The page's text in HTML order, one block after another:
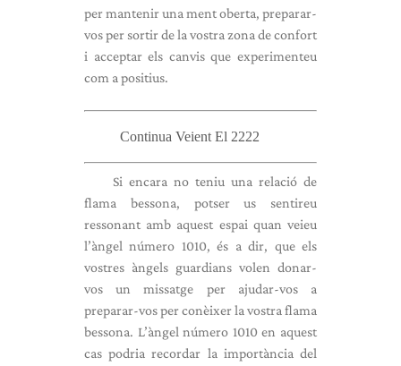
per mantenir una ment oberta, preparar-
vos per sortir de la vostra zona de confort
i acceptar els canvis que experimenteu
com a positius.
Continua Veient El 2222
Si encara no teniu una relació de
flama bessona, potser us sentireu
ressonant amb aquest espai quan veieu
l’àngel número 1010, és a dir, que els
vostres àngels guardians volen donar-
vos un missatge per ajudar-vos a
preparar-vos per conèixer la vostra flama
bessona. L’àngel número 1010 en aquest
cas podria recordar la importància del